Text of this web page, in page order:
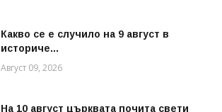
Какво се е случило на 9 август в
историче...
Август 09, 2026
На 10 август църквата почита свети